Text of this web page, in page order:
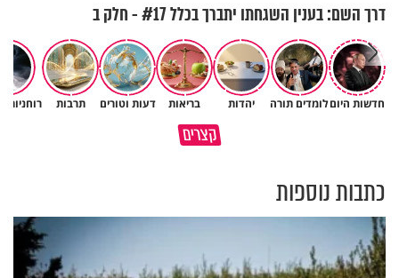
דרך השם: בענין השגחתו יתברך בכלל #17 - חלק ב
חדשות היוםלומדים תורה יהדות בריאות דעות וטורים תרבות רוחניות
קצריםמדוע האמונה נמשלה למלח?
גם ׳הרע׳ זה הרחמים של בורא
כתבות נוספות